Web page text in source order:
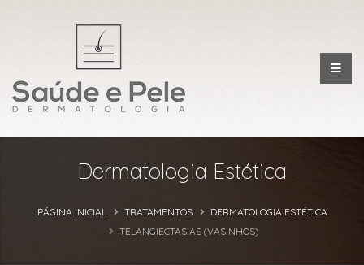
Dermatologia Estética
PÁGINA INICIAL TRATAMENTOS
DERMATOLOGIA ESTÉTICA
TELANGIECTASIAS (VASINHOS)